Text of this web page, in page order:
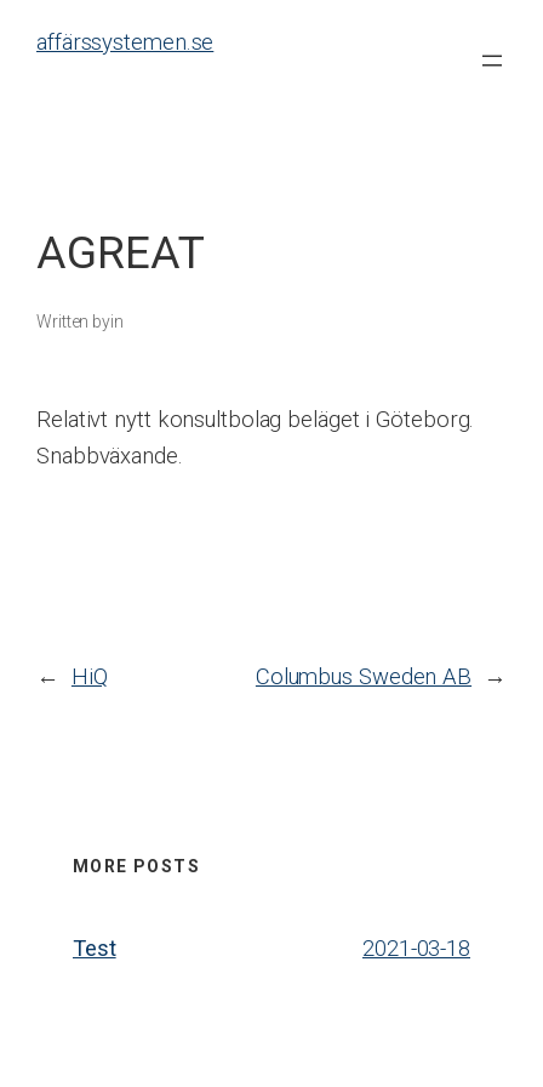
affärssystemen.se
AGREAT
Written byin
Relativt nytt konsultbolag beläget i Göteborg.
Snabbväxande.
← HiQ Columbus Sweden AB →
MORE POSTS
Test 2021-03-18